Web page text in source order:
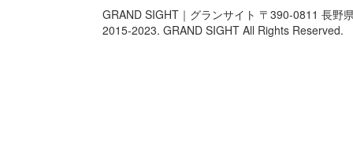
GRAND SIGHT｜グランサイト 〒390-0811 長
2015-2023. GRAND SIGHT All Rights Reserved.